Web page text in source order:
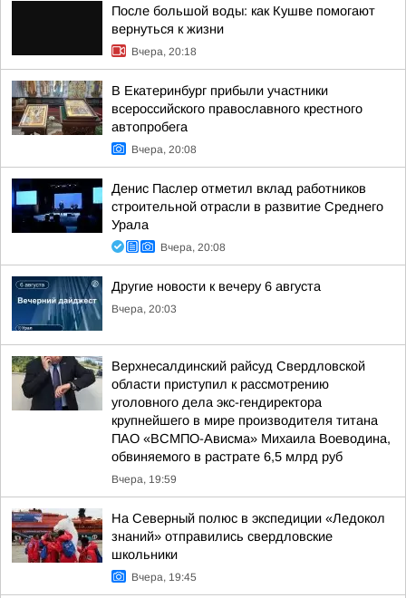
После большой воды: как Кушве помогают
вернуться к жизни
Вчера, 20:18
В Екатеринбург прибыли участники
всероссийского православного крестного
автопробега
Вчера, 20:08
Денис Паслер отметил вклад работников
строительной отрасли в развитие Среднего
Урала
Вчера, 20:08
Другие новости к вечеру 6 августа
Вчера, 20:03
Верхнесалдинский райсуд Свердловской
области приступил к рассмотрению
уголовного дела экс-гендиректора
крупнейшего в мире производителя титана
ПАО «ВСМПО-Ависма» Михаила Воеводина,
обвиняемого в растрате 6,5 млрд руб
Вчера, 19:59
На Северный полюс в экспедиции «Ледокол
знаний» отправились свердловские
школьники
Вчера, 19:45